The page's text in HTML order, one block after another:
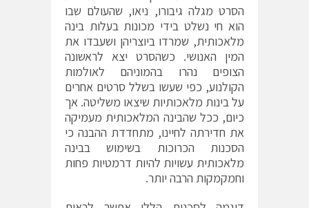
הסרט מגלה גיבורו, ניאו, שהעולם שבו
הוא חי נשלט בידי מכונות בעלות בינה
מלאכותית, שמרדו ביוצריהן ושעבדו את
המין האנושי. כשהסרט יצא לראשונה
הצופים נהרו בהמוניהם לאולמות
הקולנוע, כפי שעשו בשלל סרטים אחרים
על בינות מלאכותיות שיצאו משליטה. אך
כיום, ככל שהבינה המלאכותית מעמיקה
את חדירתה לחיינו, מתחדדת ההבנה כי
הסכנות הכרוכות בשימוש בבינה
מלאכותית עשויות להיות דרמטיות פחות
וחמקמקות הרבה יותר.